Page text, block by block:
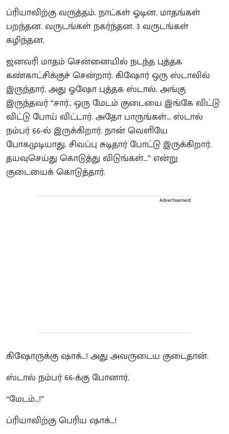
ப்ரியாவிற்கு வருத்தம். நாட்கள் ஓடின. மாதங்கள்
பறந்தன. வருடங்கள் நகர்ந்தன. 3 வருடங்கள்
கழிந்தன.
ஜனவரி மாதம் சென்னையில் நடந்த புத்தக
கண்காட்சிக்குச் சென்றார். கிஷோர் ஒரு ஸ்டாலில்
இருந்தார். அது ஓஷோ புத்தக ஸ்டால். அங்கு
இருந்தவர் “சார்.. ஒரு மேடம் குடையை இங்கே விட்டு
விட்டு போய் விட்டார். அதோ பாருங்கள்… ஸ்டால்
நம்பர் 66-ல் இருக்கிறார். நான் வெளியே
போகமுடியாது. சிவப்பு சுடிதார் போட்டு இருக்கிறார்.
தயவுசெய்து கொடுத்து விடுங்கள்…” என்று
குடையைக் கொடுத்தார்.
Advertisement
கிஷோருக்கு ஷாக்…! அது அவருடைய குடைதான்.
ஸ்டால் நம்பர் 66-க்கு போனார்.
“மேடம்…!”
ப்ரியாவிற்கு பெரிய ஷாக்…!